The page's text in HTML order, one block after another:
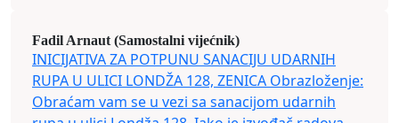
Fadil Arnaut (Samostalni vijećnik)
INICIJATIVA ZA POTPUNU SANACIJU UDARNIH
RUPA U ULICI LONDŽA 128, ZENICA Obrazloženje:
Obraćam vam se u vezi sa sanacijom udarnih